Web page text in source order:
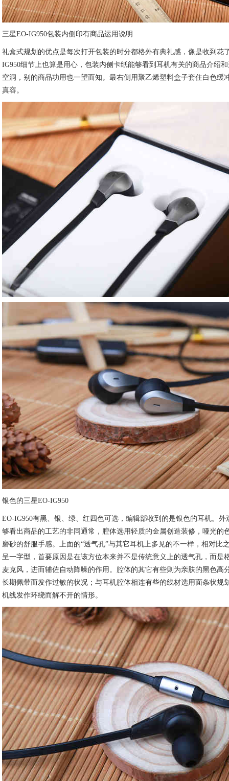
三星EO-IG950包装内侧印有商品运用说明
礼盒式规划的优点是每次打开包装的时分都格外有典礼感，像是收到
IG950细节上也算是用心，包装内侧卡纸能够看到耳机有关的商品介绍
空洞，别的商品功用也一望而知。最右侧用聚乙烯塑料盒子套住白色缓
真容。
银色的三星EO-IG950
EO-IG950有黑、银、绿、红四色可选，编辑部收到的是银色的耳机。
够看出商品的工艺的非同通常，腔体选用轻质的金属创造装修，哑光的
磨砂的舒服手感。上面的“透气孔”与其它耳机上多见的不一样，相对比
呈一字型，首要原因是在该方位本来并不是传统意义上的透气孔，而是
麦克风，进而辅佐自动降噪的作用。腔体的其它有些则为亲肤的黑色高
长期佩带而发作过敏的状况；与耳机腔体相连有些的线材选用面条状规
机线发作环绕而解不开的情形。